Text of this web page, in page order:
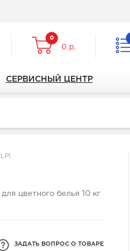
0
0 р.
СЕРВИСНЫЙ ЦЕНТР
цветного белья 10 кг
ЗАДАТЬ ВОПРОС О ТОВАРЕ